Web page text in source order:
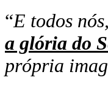
“E todos
a glória do
própria